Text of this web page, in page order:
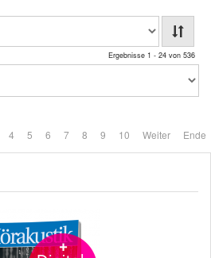
Ergebnisse 1 - 24 von 536
4 5 6 7 8 9 10 Weiter Ende